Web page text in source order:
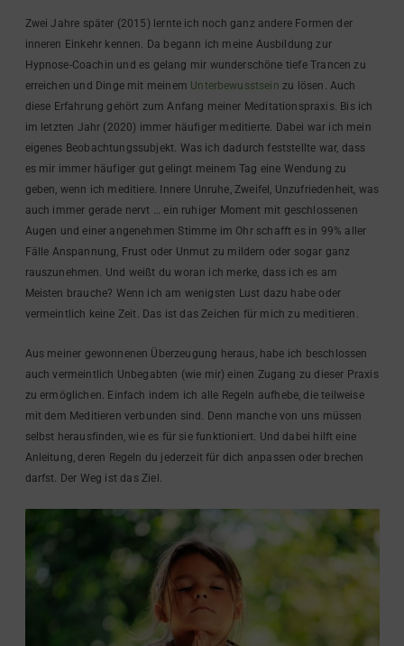
Zwei Jahre später (2015) lernte ich noch ganz andere Formen der
inneren Einkehr kennen. Da begann ich meine Ausbildung zur
Hypnose-Coachin und es gelang mir wunderschöne tiefe Trancen zu
erreichen und Dinge mit meinem Unterbewusstsein zu lösen. Auch
diese Erfahrung gehört zum Anfang meiner Meditationspraxis. Bis ich
im letzten Jahr (2020) immer häufiger meditierte. Dabei war ich mein
eigenes Beobachtungssubjekt. Was ich dadurch feststellte war, dass
es mir immer häufiger gut gelingt meinem Tag eine Wendung zu
geben, wenn ich meditiere. Innere Unruhe, Zweifel, Unzufriedenheit, was
auch immer gerade nervt … ein ruhiger Moment mit geschlossenen
Augen und einer angenehmen Stimme im Ohr schafft es in 99% aller
Fälle Anspannung, Frust oder Unmut zu mildern oder sogar ganz
rauszunehmen. Und weißt du woran ich merke, dass ich es am
Meisten brauche? Wenn ich am wenigsten Lust dazu habe oder
vermeintlich keine Zeit. Das ist das Zeichen für mich zu meditieren.
Aus meiner gewonnenen Überzeugung heraus, habe ich beschlossen
auch vermeintlich Unbegabten (wie mir) einen Zugang zu dieser Praxis
zu ermöglichen. Einfach indem ich alle Regeln aufhebe, die teilweise
mit dem Meditieren verbunden sind. Denn manche von uns müssen
selbst herausfinden, wie es für sie funktioniert. Und dabei hilft eine
Anleitung, deren Regeln du jederzeit für dich anpassen oder brechen
darfst. Der Weg ist das Ziel.